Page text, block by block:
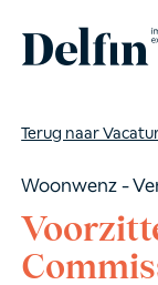
Terug naar
Woonwenz -